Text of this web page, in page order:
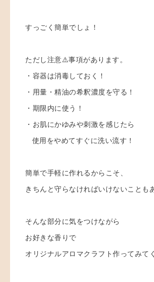
すっごく簡単でしょ！
ただし注意⚠️事項があります。
・容器は消毒しておく！
・用量・精油の希釈濃度を守る！
・期限内に使う！
・お肌にかゆみや刺激を感じたら
使用をやめてすぐに洗い流す！
簡単で手軽に作れるからこそ、
きちんと守らなければいけないことも
そんな部分に気をつけながら
お好きな香りで
オリジナルアロマクラフト作ってみて